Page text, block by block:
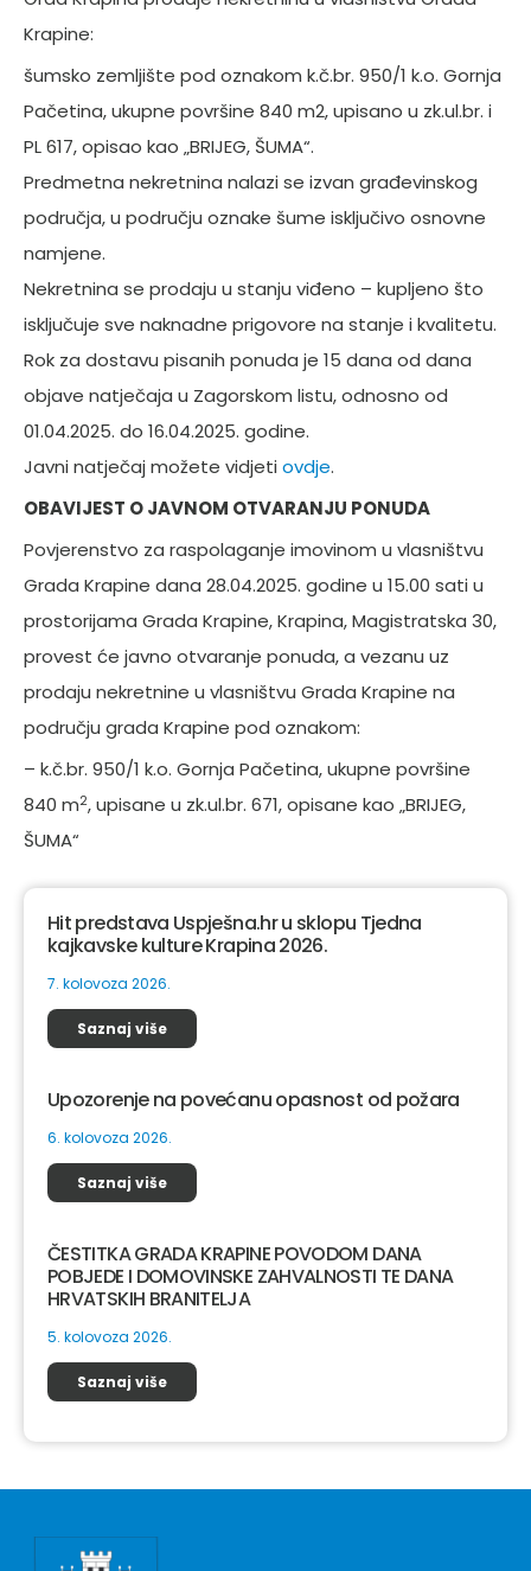
Krapine:
šumsko zemljište pod oznakom k.č.br. 950/1 k.o. Gornja
Pačetina, ukupne površine 840 m2, upisano u zk.ul.br. i
PL 617, opisao kao „BRIJEG, ŠUMA“.
Predmetna nekretnina nalazi se izvan građevinskog
područja, u području oznake šume isključivo osnovne
namjene.
Nekretnina se prodaju u stanju viđeno – kupljeno što
isključuje sve naknadne prigovore na stanje i kvalitetu.
Rok za dostavu pisanih ponuda je 15 dana od dana
objave natječaja u Zagorskom listu, odnosno od
01.04.2025. do 16.04.2025. godine.
Javni natječaj možete vidjeti ovdje.
OBAVIJEST O JAVNOM OTVARANJU PONUDA
Povjerenstvo za raspolaganje imovinom u vlasništvu
Grada Krapine dana 28.04.2025. godine u 15.00 sati u
prostorijama Grada Krapine, Krapina, Magistratska 30,
provest će javno otvaranje ponuda, a vezanu uz
prodaju nekretnine u vlasništvu Grada Krapine na
području grada Krapine pod oznakom:
– k.č.br. 950/1 k.o. Gornja Pačetina, ukupne površine
840 m2, upisane u zk.ul.br. 671, opisane kao „BRIJEG,
ŠUMA“
Hit predstava Uspješna.hr u sklopu Tjedna
kajkavske kulture Krapina 2026.
7. kolovoza 2026.
Saznaj više
Upozorenje na povećanu opasnost od požara
6. kolovoza 2026.
Saznaj više
ČESTITKA GRADA KRAPINE POVODOM DANA
POBJEDE I DOMOVINSKE ZAHVALNOSTI TE DANA
HRVATSKIH BRANITELJA
5. kolovoza 2026.
Saznaj više